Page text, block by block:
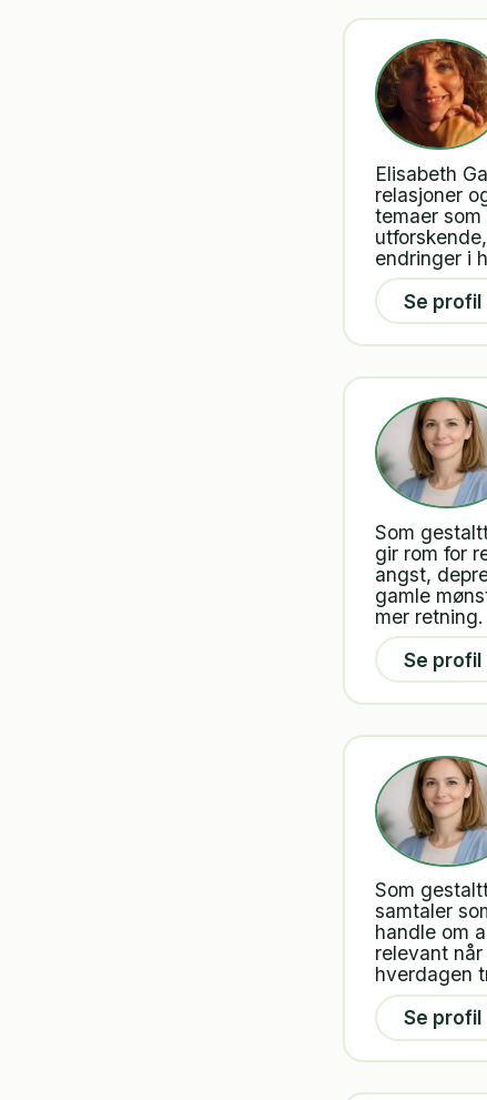
Elisabeth
relasjoner
temaer
endringer i
Se profil
Som
gir rom for
angst,
gamle
mer retning.
Se profil
Som
samtaler
handle om
relevant
hverdagen
Se profil